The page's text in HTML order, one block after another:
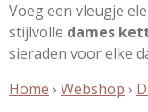
Voeg een vleugje
stijlvolle dames
sieraden voor elke
Home › Webshop ›